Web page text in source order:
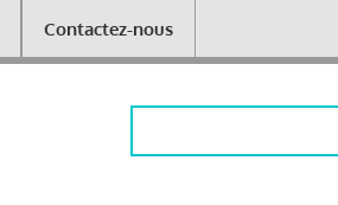
Contactez-nous